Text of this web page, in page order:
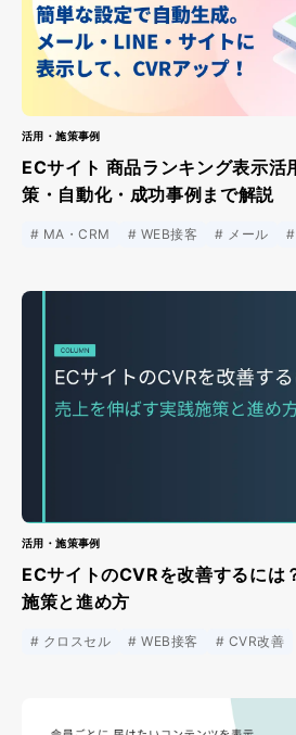
活用・施策事例
ECサイト 商品ランキング表示活
策・自動化・成功事例まで解説
MA・CRM WEB接客 メール
活用・施策事例
ECサイトのCVRを改善するには
施策と進め方
クロスセル WEB接客 CVR改善